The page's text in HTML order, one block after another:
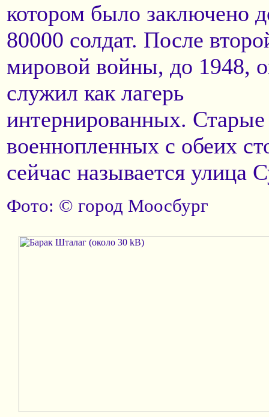
котором было заключено
80000 солдат. После
мировой войны, до 1948,
служил как лагерь
интернированных.
военнопленных с обеих
сейчас называется улица
Фото: © город Моосбург